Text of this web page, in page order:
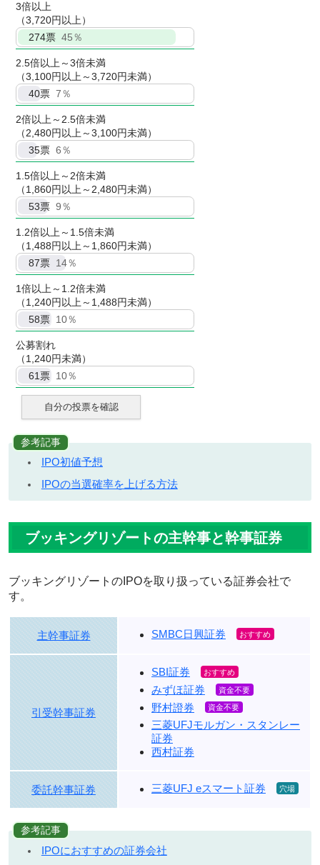
3倍以上
（3,720円以上）
274票 45％
2.5倍以上～3倍未満
（3,100円以上～3,720円未満）
40票 7％
2倍以上～2.5倍未満
（2,480円以上～3,100円未満）
35票 6％
1.5倍以上～2倍未満
（1,860円以上～2,480円未満）
53票 9％
1.2倍以上～1.5倍未満
（1,488円以上～1,860円未満）
87票 14％
1倍以上～1.2倍未満
（1,240円以上～1,488円未満）
58票 10％
公募割れ
（1,240円未満）
61票 10％
自分の投票を確認
参考記事
IPO初値予想
IPOの当選確率を上げる方法
ブッキングリゾートの主幹事と幹事証券
ブッキングリゾートのIPOを取り扱っている証券会社で
す。
主幹事証券 SMBC日興証券
引受幹事証券
SBI証券
みずほ証券
野村證券
三菱UFJモルガン・スタンレー
証券
西村証券
委託幹事証券 三菱UFJ eスマート証券
参考記事
IPOにおすすめの証券会社